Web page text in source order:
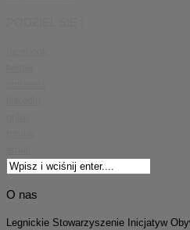
O nas
Legnickie Stowarzyszenie Inicjatyw